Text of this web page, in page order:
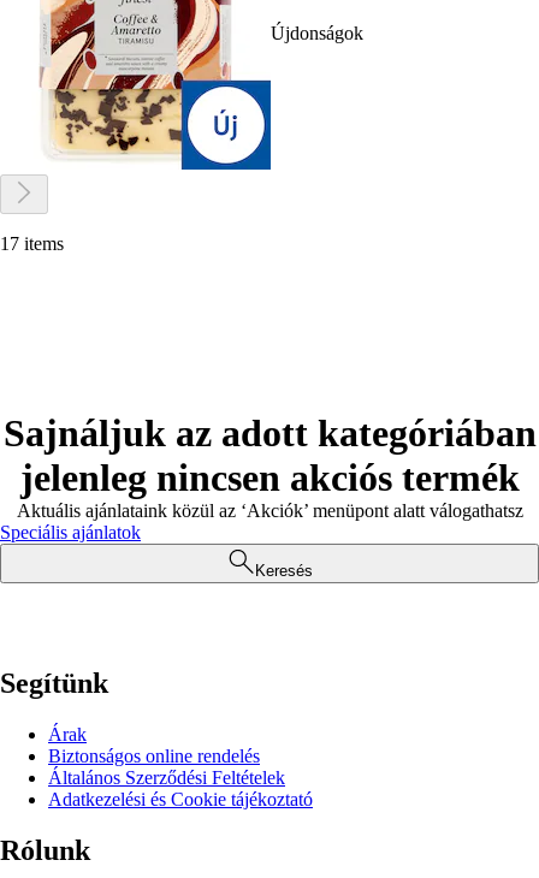
Újdonságok
17 items
Sajnáljuk az adott kategóriában
jelenleg nincsen akciós termék
Aktuális ajánlataink közül az ‘Akciók’ menüpont alatt válogathatsz
Speciális ajánlatok
Keresés
Segítünk
Árak
Biztonságos online rendelés
Általános Szerződési Feltételek
Adatkezelési és Cookie tájékoztató
Rólunk